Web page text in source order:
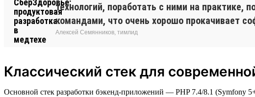
технологий, поработать с ними на
командами, что очень хорошо прокачивает
Алексей Семянников, тимлид
Классический стек для
Основной стек разработки бэкенд-приложений — PHP 7.4/8.1 (Symfony